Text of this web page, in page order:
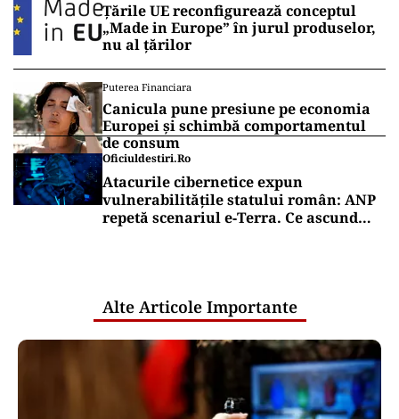
Țările UE reconfigurează conceptul
„Made in Europe” în jurul produselor,
nu al țărilor
Puterea Financiara
Canicula pune presiune pe economia
Europei și schimbă comportamentul
de consum
Oficiuldestiri.ro
Atacurile cibernetice expun
vulnerabilitățile statului român: ANP
repetă scenariul e‑Terra. Ce ascund
Alte Articole Importante